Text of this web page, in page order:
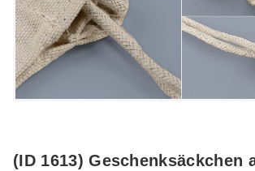
(ID 1613) Geschenksäckchen